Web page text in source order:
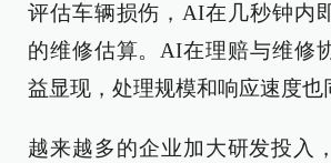
评估车辆损伤，AI在几秒钟内
的维修估算。AI在理赔与维修
益显现，处理规模和响应速度也
越来越多的企业加大研发投入